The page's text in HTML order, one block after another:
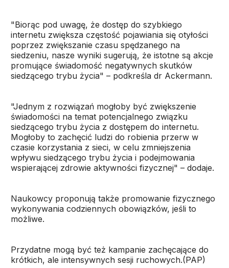
"Biorąc pod uwagę, że dostęp do szybkiego
internetu zwiększa częstość pojawiania się otyłości
poprzez zwiększanie czasu spędzanego na
siedzeniu, nasze wyniki sugerują, że istotne są akcje
promujące świadomość negatywnych skutków
siedzącego trybu życia" – podkreśla dr Ackermann.
"Jednym z rozwiązań mogłoby być zwiększenie
świadomości na temat potencjalnego związku
siedzącego trybu życia z dostępem do internetu.
Mogłoby to zachęcić ludzi do robienia przerw w
czasie korzystania z sieci, w celu zmniejszenia
wpływu siedzącego trybu życia i podejmowania
wspierającej zdrowie aktywności fizycznej" – dodaje.
Naukowcy proponują także promowanie fizycznego
wykonywania codziennych obowiązków, jeśli to
możliwe.
Przydatne mogą być też kampanie zachęcające do
krótkich, ale intensywnych sesji ruchowych.(PAP)